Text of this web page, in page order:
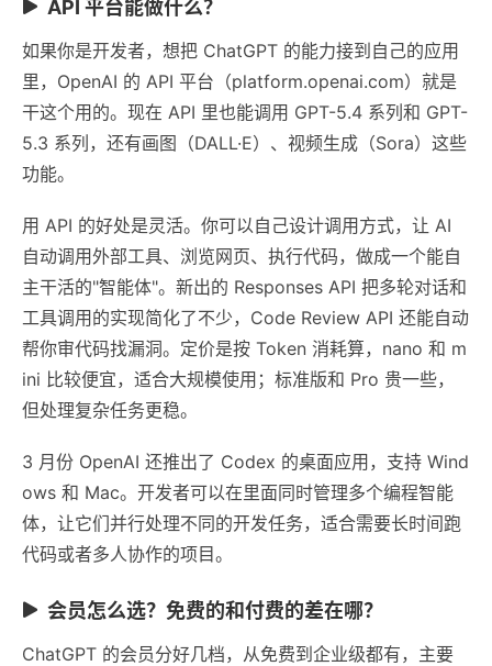
API 平台能做什么？
如果你是开发者，想把 ChatGPT 的能力接到自己的应用
里，OpenAI 的 API 平台（platform.openai.com）就是
干这个用的。现在 API 里也能调用 GPT-5.4 系列和 GPT-
5.3 系列，还有画图（DALL·E）、视频生成（Sora）这些
功能。
用 API 的好处是灵活。你可以自己设计调用方式，让 AI
自动调用外部工具、浏览网页、执行代码，做成一个能自
主干活的"智能体"。新出的 Responses API 把多轮对话和
工具调用的实现简化了不少，Code Review API 还能自动
帮你审代码找漏洞。定价是按 Token 消耗算，nano 和 m
ini 比较便宜，适合大规模使用；标准版和 Pro 贵一些，
但处理复杂任务更稳。
3 月份 OpenAI 还推出了 Codex 的桌面应用，支持 Wind
ows 和 Mac。开发者可以在里面同时管理多个编程智能
体，让它们并行处理不同的开发任务，适合需要长时间跑
代码或者多人协作的项目。
会员怎么选？免费的和付费的差在哪？
ChatGPT 的会员分好几档，从免费到企业级都有，主要